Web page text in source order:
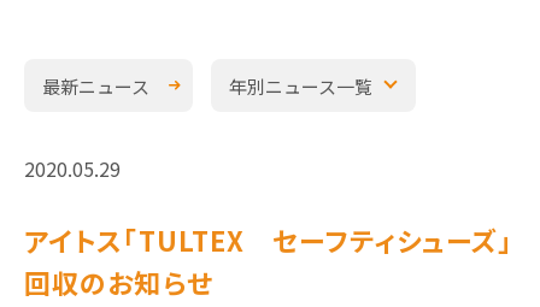
最新ニュース 年別ニュース一覧
2020.05.29
アイトス「TULTEX セーフティシューズ」
回収のお知らせ